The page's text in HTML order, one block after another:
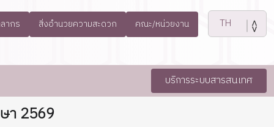
ากร สิ่งอำนวยความสะดวก คณะ/หน่วยงาน
บริการระบบสารสนเทศ
า 2569